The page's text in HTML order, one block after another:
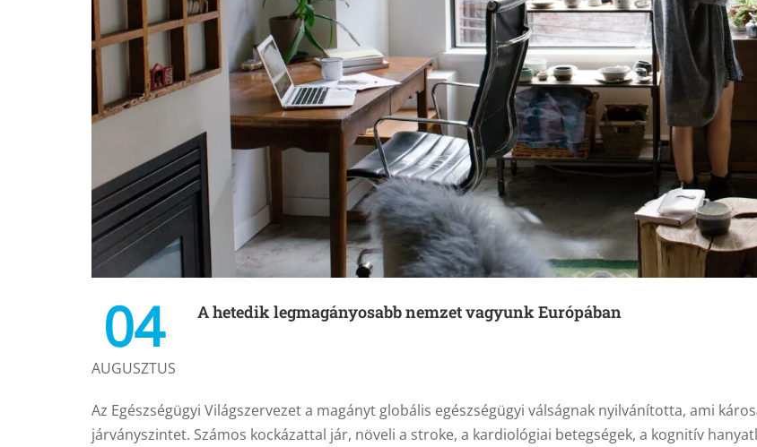
04
AUGUSZTUS
A hetedik legmagányosabb nemzet vagyunk Európában
Az Egészségügyi Világszervezet a magányt globális egészségügyi válságnak nyilvánította, ami
járványszintet. Számos kockázattal jár, növeli a stroke, a kardiológiai betegségek, a kognitív